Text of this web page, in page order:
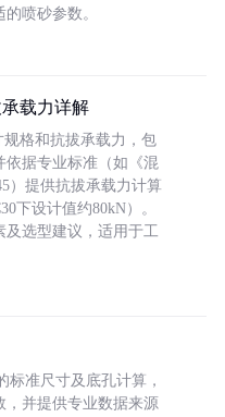
喷砂参数。
载力详解
格和抗拔承载力，包
依据专业标准（如《混
）提供抗拔承载力计算
下设计值约80kN）。
及选型建议，适用于工
标准尺寸及底孔计算，
，并提供专业数据来源